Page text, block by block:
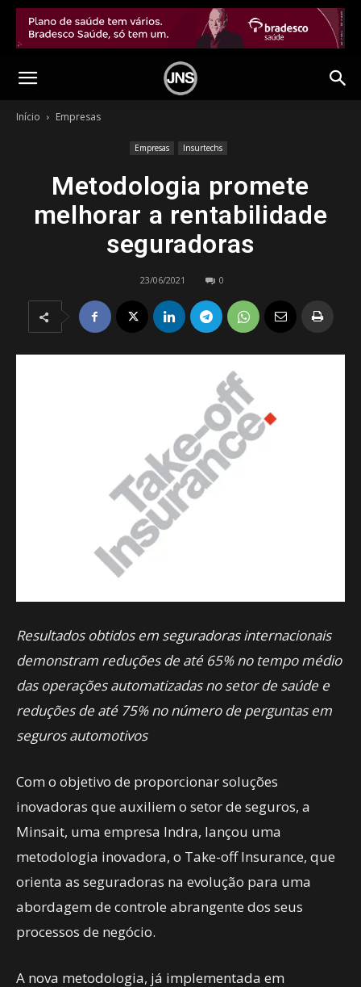
Início Empresas
Empresas Insurtechs
Metodologia promete
melhorar a rentabilidade
seguradoras
23/06/2021 0
Resultados obtidos em seguradoras internacionais
demonstram reduções de até 65% no tempo médio
das operações automatizadas no setor de saúde e
reduções de até 75% no número de perguntas em
seguros automotivos
Com o objetivo de proporcionar soluções
inovadoras que auxiliem o setor de seguros, a
Minsait, uma empresa Indra, lançou uma
metodologia inovadora, o Take-off Insurance, que
orienta as seguradoras na evolução para uma
abordagem de controle abrangente dos seus
processos de negócio.
A nova metodologia, já implementada em